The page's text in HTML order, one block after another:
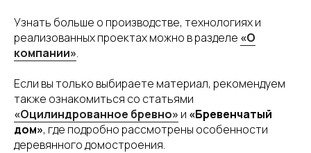
Узнать больше о производстве, технологиях и
реализованных проектах можно в разделе «О
компании».
Если вы только выбираете материал, рекомендуем
также ознакомиться со статьями
«Оцилиндрованное бревно» и «Бревенчатый
дом», где подробно рассмотрены особенности
деревянного домостроения.